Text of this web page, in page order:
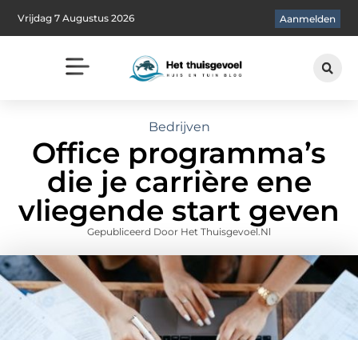
Vrijdag 7 Augustus 2026 Aanmelden
Bedrijven
Office programma’s
die je carrière ene
vliegende start geven
Gepubliceerd Door Het Thuisgevoel.nl